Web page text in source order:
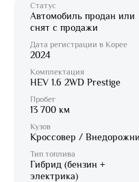
Статус
Автомобиль продан или
снят с продажи
Дата регистрации в Корее
2024
Комплектация
HEV 1.6 2WD Prestige
Пробег
13 700 км
Кузов
Кроссовер /
Тип топлива
Гибрид (бензин +
электрика)